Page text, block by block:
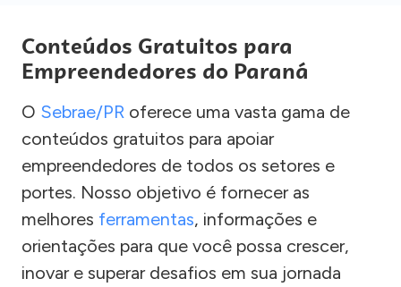
Conteúdos Gratuitos para
Empreendedores do Paraná
O Sebrae/PR oferece uma vasta gama de
conteúdos gratuitos para apoiar
empreendedores de todos os setores e
portes. Nosso objetivo é fornecer as
melhores ferramentas, informações e
orientações para que você possa crescer,
inovar e superar desafios em sua jornada